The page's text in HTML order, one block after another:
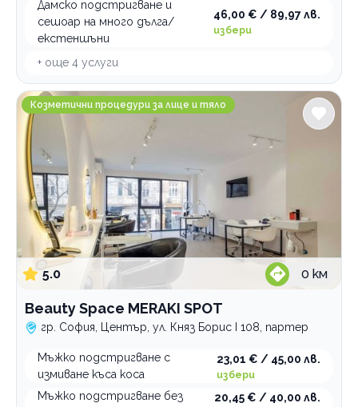
Дамско подстригване и
сешоар на много дълга/
екстеншъни
46,00 € / 89,97 лв.
избери
+ още 4 услуги
Beauty Space MERAKI SPOT
Козметични процедури за лице и тяло
5.0 0 км
Beauty Space MERAKI SPOT
гр. София, Център, ул. Княз Борис I 108, партер
Мъжко подстригване с
измиване къса коса
23,01 € / 45,00 лв.
избери
Мъжко подстригване без
20,45 € / 40,00 лв.
с маша
студено къдрене
със сешоар
ламиниране на коса
мезотерапия
микронидлинг
полиране на коса
поставяне на ампула
Бръснари
Козметични процедури за лице и тяло
Депилация, лазерна и фотоепилация
Естетична дерматология
Фризьорски услуги
Грим, мигли, вежди
Маникюр и педикюр
Професионални курсове
По домовете